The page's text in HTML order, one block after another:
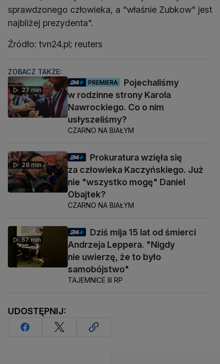
sprawdzonego człowieka, a "właśnie Zubkow" jest
najbliżej prezydenta".
Źródło: tvn24.pl; reuters
ZOBACZ TAKŻE:
27 min
PREMIERA
Pojechaliśmy
w rodzinne strony Karola
Nawrockiego. Co o nim
usłyszeliśmy?
CZARNO NA BIAŁYM
28 min
Prokuratura wzięła się
za człowieka Kaczyńskiego. Już
nie "wszystko mogę" Daniel
Obajtek?
CZARNO NA BIAŁYM
57 min
Dziś mija 15 lat od śmierci
Andrzeja Leppera. "Nigdy
nie uwierzę, że to było
samobójstwo"
TAJEMNICE III RP
UDOSTĘPNIJ: